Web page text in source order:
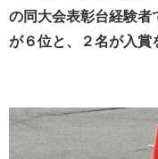
の同大会表彰台経験者
が６位と、２名が入賞